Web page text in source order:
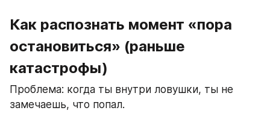
Как распознать момент «пора
остановиться» (раньше
катастрофы)
Проблема: когда ты внутри ловушки, ты не
замечаешь, что попал.